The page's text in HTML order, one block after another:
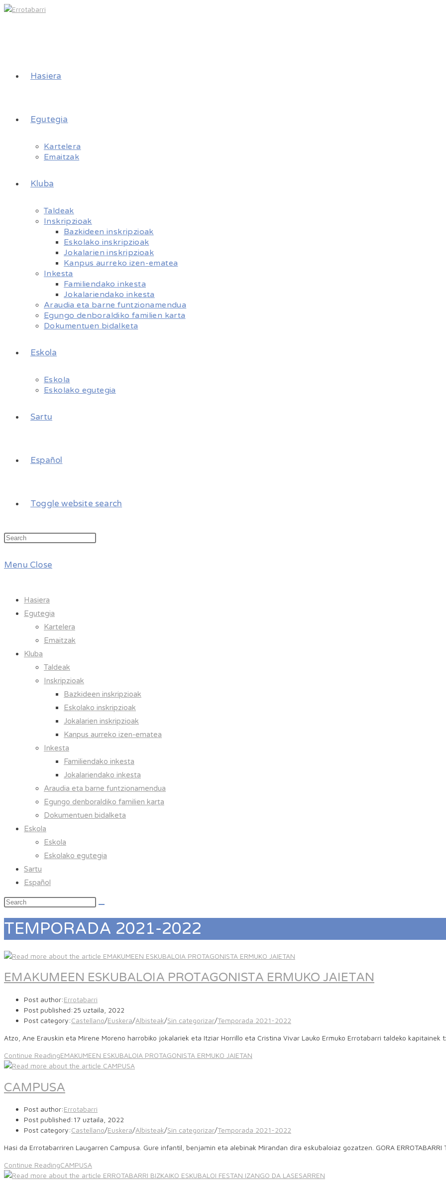
Hasiera
Egutegia
Kartelera
Emaitzak
Kluba
Taldeak
Inskripzioak
Bazkideen inskripzioak
Eskolako inskripzioak
Jokalarien inskripzioak
Kanpus aurreko izen-ematea
Inkesta
Familiendako inkesta
Jokalariendako inkesta
Araudia eta barne funtzionamendua
Egungo denboraldiko familien karta
Dokumentuen bidalketa
Eskola
Eskola
Eskolako egutegia
Sartu
Español
Toggle website search
Menu Close
Hasiera
Egutegia
Kartelera
Emaitzak
Kluba
Taldeak
Inskripzioak
Bazkideen inskripzioak
Eskolako inskripzioak
Jokalarien inskripzioak
Kanpus aurreko izen-ematea
Inkesta
Familiendako inkesta
Jokalariendako inkesta
Araudia eta barne funtzionamendua
Egungo denboraldiko familien karta
Dokumentuen bidalketa
Eskola
Eskola
Eskolako egutegia
Sartu
Español
TEMPORADA 2021-2022
EMAKUMEEN ESKUBALOIA PROTAGONISTA ERMUKO JAIETAN
Post author:Errotabarri
Post published:25 uztaila, 2022
Post category:Castellano/Euskera/Albisteak/Sin categorizar/Temporada 2021-2022
Atzo, Ane Erauskin eta Mirene Moreno harrobiko jokalariek eta Itziar Horrillo eta Cristina Vivar Lauko Ermuko Errotabarri taldeko kapitainek
Continue ReadingEMAKUMEEN ESKUBALOIA PROTAGONISTA ERMUKO JAIETAN
CAMPUSA
Post author:Errotabarri
Post published: 17 uztaila, 2022
Post category:Castellano/Euskera/Albisteak/Sin categorizar/Temporada 2021-2022
Hasi da Errotabarriren Laugarren Campusa. Gure infantil, benjamin eta alebinak Mirandan dira eskubaloiaz gozatzen. GORA ERROTABARRI
Continue ReadingCAMPUSA